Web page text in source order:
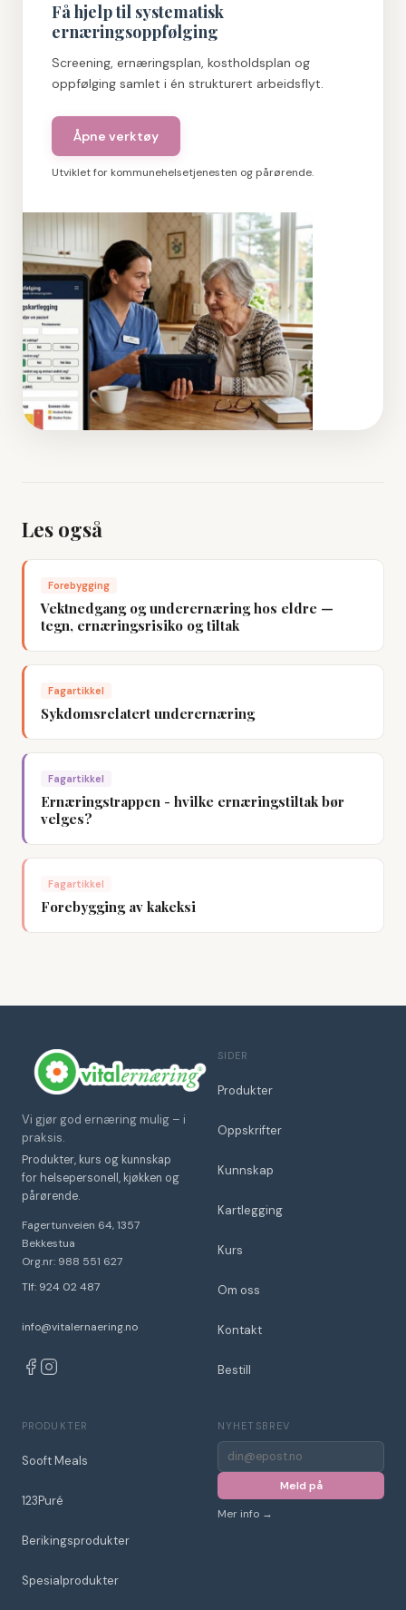
Få hjelp til systematisk
ernæringsoppfølging
Screening, ernæringsplan, kostholdsplan og
oppfølging samlet i én strukturert arbeidsflyt.
Åpne verktøy
Utviklet for kommunehelsetjenesten og pårørende.
Les også
Forebygging
Vektnedgang og underernæring hos eldre —
tegn, ernæringsrisiko og tiltak
Fagartikkel
Sykdomsrelatert underernæring
Fagartikkel
Ernæringstrappen - hvilke ernæringstiltak bør
velges?
Fagartikkel
Forebygging av kakeksi
Vi gjør god ernæring mulig – i
praksis.
Produkter, kurs og kunnskap
for helsepersonell, kjøkken og
pårørende.
Fagertunveien 64, 1357
Bekkestua
Org.nr: 988 551 627
Tlf: 924 02 487
info@vitalernaering.no
SIDER
Produkter
Oppskrifter
Kunnskap
Kartlegging
Kurs
Om oss
Kontakt
Bestill
PRODUKTER
Sooft Meals
123Puré
Berikingsprodukter
Spesialprodukter
NYHETSBREV
E-
post
for
nyhetsbrev
Meld på
Mer info →